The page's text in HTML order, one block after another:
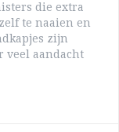
die extra
te naaien en
zijn
veel aandacht